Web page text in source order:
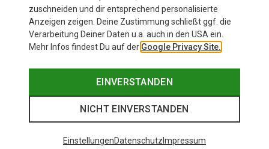
zuschneiden und dir entsprechend personalisierte
Anzeigen zeigen. Deine Zustimmung schließt ggf. die
Verarbeitung Deiner Daten u.a. auch in den USA ein.
Mehr Infos findest Du auf der Google Privacy Site.
EINVERSTANDEN
NICHT EINVERSTANDEN
EinstellungenDatenschutz Impressum